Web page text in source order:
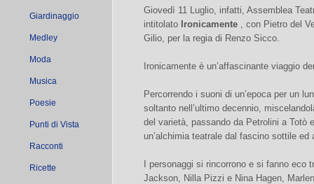
Giardinaggio
Medley
Moda
Musica
Poesie
Punti di Vista
Racconti
Ricette
Giovedì 11 Luglio, infatti, Assemblea
intitolato Ironicamente , con Pietro del
Gilio, per la regia di Renzo Sicco.
Ironicamente è un’affascinante viaggio
Percorrendo i suoni di un’epoca per un
soltanto nell’ultimo decennio,
del varietà, passando da Petrolini a Totò
un’alchimia teatrale dal fascino sottile ed
I personaggi si rincorrono e si fanno
Jackson, Nilla Pizzi e Nina Hagen,